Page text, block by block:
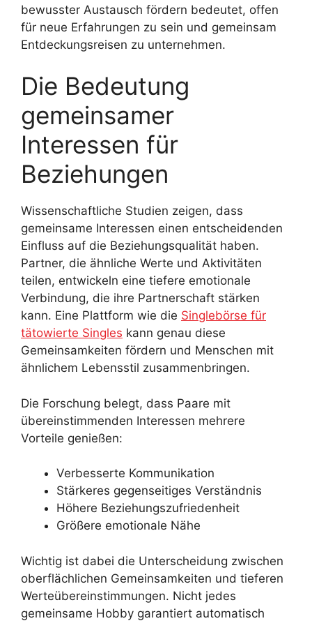
bewusster Austausch fördern bedeutet, offen
für neue Erfahrungen zu sein und gemeinsam
Entdeckungsreisen zu unternehmen.
Die Bedeutung
gemeinsamer
Interessen für
Beziehungen
Wissenschaftliche Studien zeigen, dass
gemeinsame Interessen einen entscheidenden
Einfluss auf die Beziehungsqualität haben.
Partner, die ähnliche Werte und Aktivitäten
teilen, entwickeln eine tiefere emotionale
Verbindung, die ihre Partnerschaft stärken
kann. Eine Plattform wie die Singlebörse für
tätowierte Singles kann genau diese
Gemeinsamkeiten fördern und Menschen mit
ähnlichem Lebensstil zusammenbringen.
Die Forschung belegt, dass Paare mit
übereinstimmenden Interessen mehrere
Vorteile genießen:
Verbesserte Kommunikation
Stärkeres gegenseitiges Verständnis
Höhere Beziehungszufriedenheit
Größere emotionale Nähe
Wichtig ist dabei die Unterscheidung zwischen
oberflächlichen Gemeinsamkeiten und tieferen
Werteübereinstimmungen. Nicht jedes
gemeinsame Hobby garantiert automatisch